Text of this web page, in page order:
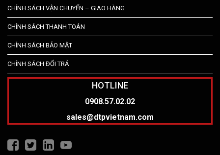
CHÍNH SÁCH VẬN CHUYỂN – GIAO HÀNG
CHÍNH SÁCH THANH TOÁN
CHÍNH SÁCH BẢO MẬT
CHÍNH SÁCH ĐỔI TRẢ
HOTLINE
0908.57.02.02
sales@dtpvietnam.com